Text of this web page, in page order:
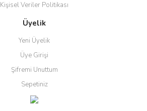
Kişisel Veriler Politikası
Üyelik
Yeni Üyelik
Üye Girişi
Şifremi Unuttum
Sepetiniz